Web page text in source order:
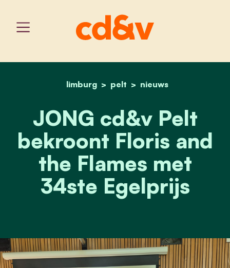
home
limburg pelt nieuws
jong cd&v pelt
JONG cd&v Pelt
bekroont Floris and
the Flames met
34ste Egelprijs